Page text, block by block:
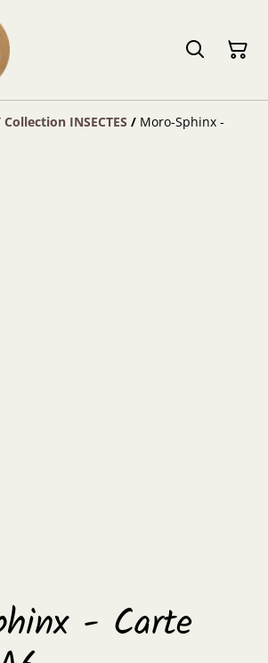
Collection INSECTES / Moro-Sphinx -
- Carte